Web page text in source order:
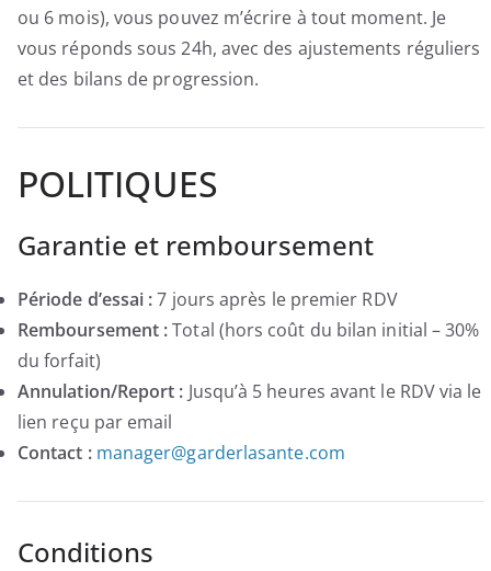
ou 6 mois), vous pouvez m’écrire à tout moment. Je
vous réponds sous 24h, avec des ajustements réguliers
et des bilans de progression.
POLITIQUES
Garantie et remboursement
Période d’essai :7 jours après le premier RDV
Remboursement :Total (hors coût du bilan initial – 30%
du forfait)
Annulation/Report : Jusqu’à 5 heures avant le RDV via le
lien reçu par email
Contact : manager@garderlasante.com
Conditions